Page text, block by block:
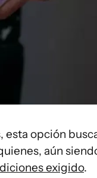
opción
aún
exigido.